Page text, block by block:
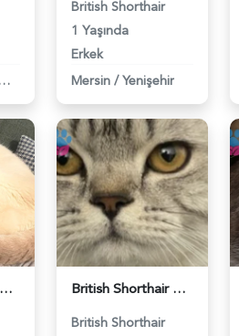
Küçükçekmece
British Shorthair
1 Yaşında
Erkek
Mersin / Yenişehir
British Shorthair Kedime Eş Arıyorum - 118984649 British Shorthair Damadımıza Gelin Arıyoruz - 118984627
British Shorthair